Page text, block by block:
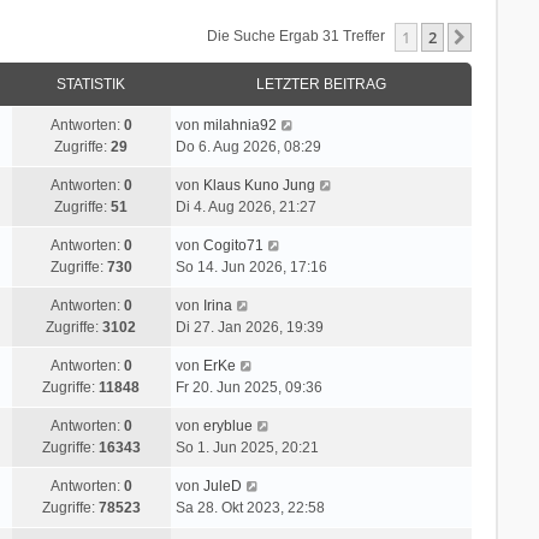
Die Suche Ergab 31 Treffer 1 2
STATISTIK LETZTER BEITRAG
Antworten: 0
Zugriffe:29
von milahnia92
Do 6. Aug 2026, 08:29
Antworten: 0
Zugriffe:51
von Klaus Kuno Jung
Di 4. Aug 2026, 21:27
Antworten: 0
Zugriffe: 730
von Cogito71
So 14. Jun 2026, 17:16
Antworten: 0
Zugriffe:3102
von Irina
Di 27. Jan 2026, 19:39
Antworten: 0
Zugriffe:11848
von ErKe
Fr 20. Jun 2025, 09:36
Antworten: 0
Zugriffe: 16343
von eryblue
So 1. Jun 2025, 20:21
Antworten: 0
Zugriffe: 78523
von JuleD
Sa 28. Okt 2023, 22:58